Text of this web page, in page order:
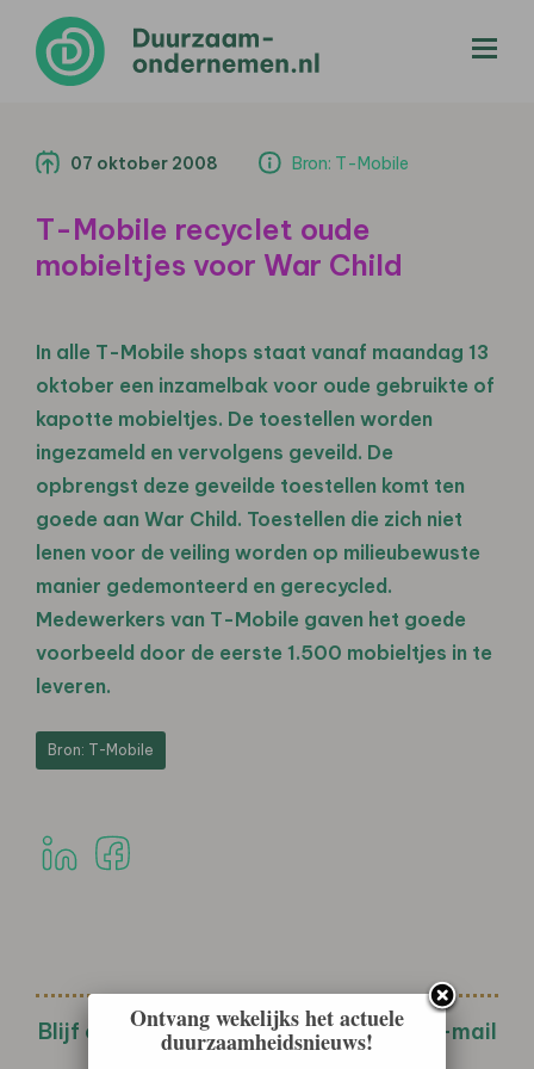
07 oktober 2008 Bron: T-Mobile
T-Mobile recyclet oude
mobieltjes voor War Child
In alle T-Mobile shops staat vanaf maandag 13
oktober een inzamelbak voor oude gebruikte of
kapotte mobieltjes. De toestellen worden
ingezameld en vervolgens geveild. De
opbrengst deze geveilde toestellen komt ten
goede aan War Child. Toestellen die zich niet
lenen voor de veiling worden op milieubewuste
manier gedemonteerd en gerecycled.
Medewerkers van T-Mobile gaven het goede
voorbeeld door de eerste 1.500 mobieltjes in te
leveren.
Bron: T-Mobile
Blijf op de hoogte met de wekelijkse e-mail
nieuwsbrief!
Ontvang wekelijks het actuele
duurzaamheidsnieuws!